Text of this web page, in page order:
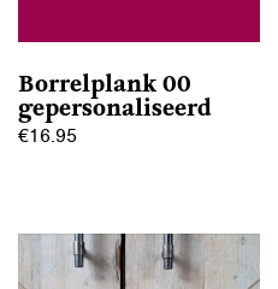
Borrelplank 00
gepersonaliseerd
€16.95